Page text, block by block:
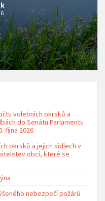
volebních okrsků a
do Senátu Parlamentu
října 2026
okrsků a jejich sídlech v
obcí, které se
nebezpečí požárů